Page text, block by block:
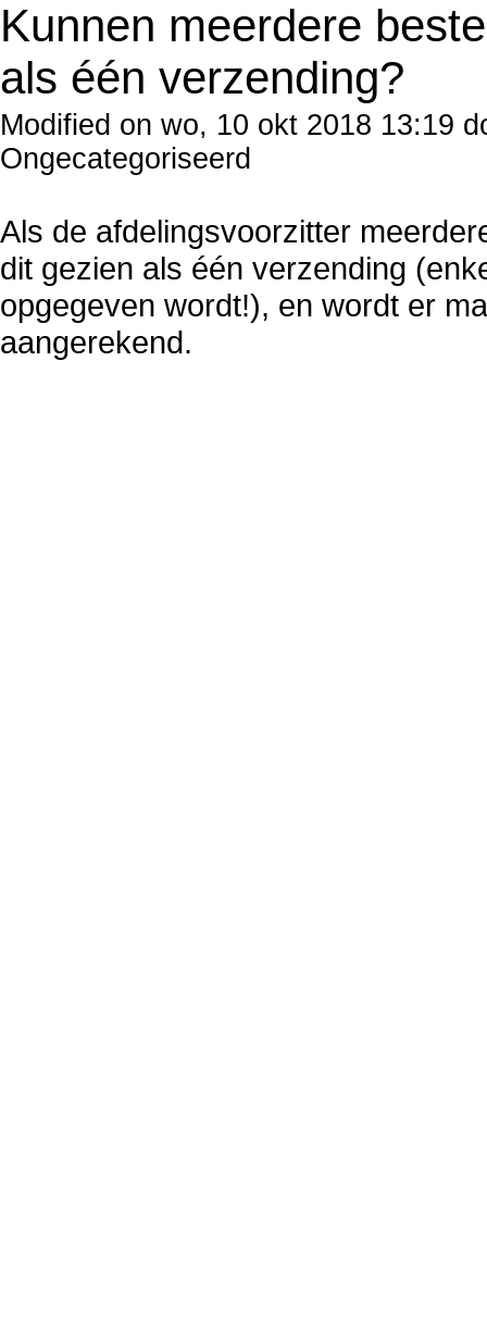
Kunnen meerdere
als één verzending?
Modified on wo, 10 okt 2018 13:19
Ongecategoriseerd
Als de afdelingsvoorzitter
dit gezien als één verzending
opgegeven wordt!), en wordt er
aangerekend.